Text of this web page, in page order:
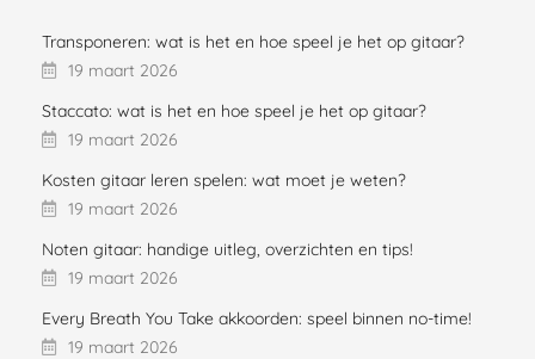
Transponeren: wat is het en hoe speel je het op gitaar?
19 maart 2026
Staccato: wat is het en hoe speel je het op gitaar?
19 maart 2026
Kosten gitaar leren spelen: wat moet je weten?
19 maart 2026
Noten gitaar: handige uitleg, overzichten en tips!
19 maart 2026
Every Breath You Take akkoorden: speel binnen no-time!
19 maart 2026